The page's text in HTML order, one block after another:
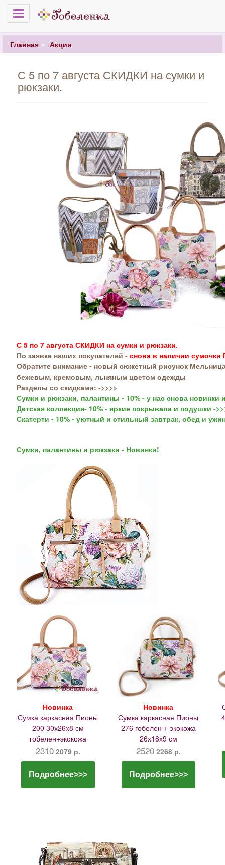
Меню
Главная Акции
С 5 по 7 августа СКИДКИ на сумки и
рюкзаки.
С 5 по 7 августа СКИДКИ на сумки и рюкзаки.
По заявке наших покупателей - снова в наличии
Обратите внимание - новый сюжетный рисунок
бежевым, кремовым, льняным цветом одежды
Разделы со скидками: ->>>>
Сумки и рюкзаки, палантины - 10% - у нас снова новинки
Детская коллекция- 10% - яркие покрывала и подушки -
Скатерти - 10% - уютный и стильный завтрак, обед и
Сумки, палантины и рюкзаки - Новинки!
Новинка
Сумка каркасная Пионы
200 30х26х8 см
гобелен+экокожа
2310 2079 р.
Подробнее>>>
Новинка
Сумка каркасная Пионы
276 гобелен + экокожа
26х18х9 см
2520 2268 р.
Подробнее>>>